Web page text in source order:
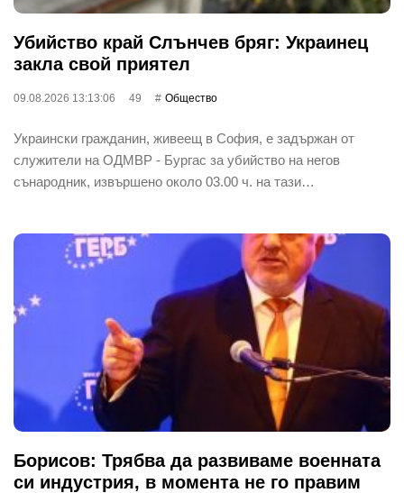
Убийство край Слънчев бряг: Украинец
закла свой приятел
09.08.2026 13:13:06 49 Общество
Украински гражданин, живеещ в София, е задържан от
служители на ОДМВР - Бургас за убийство на негов
сънародник, извършено около 03.00 ч. на тази…
Борисов: Трябва да развиваме военната
си индустрия, в момента не го правим